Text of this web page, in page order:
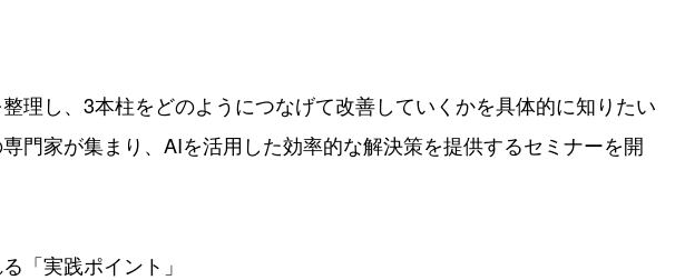
理し、3本柱をどのようにつなげて改善していくかを具体的に知りたい
門家が集まり、AIを活用した効率的な解決策を提供するセミナーを開
「実践ポイント」